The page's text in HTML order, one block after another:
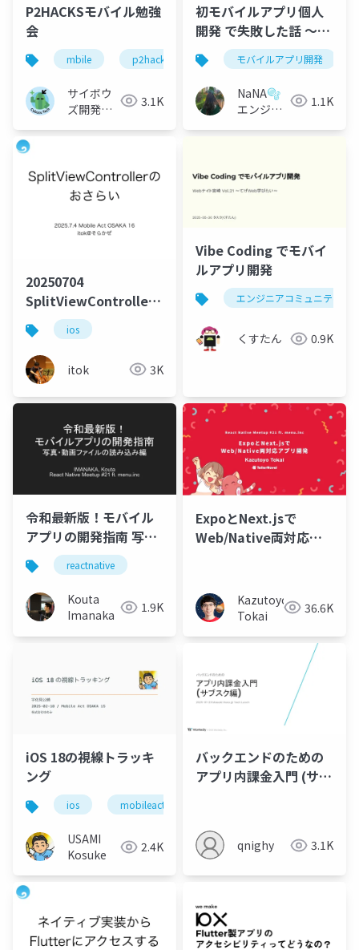
P2HACKSモバイル勉強
会
mbile p2hacks
サイボウ
ズ開発本
3.1K
初モバイルアプリ個人
開発 で失敗した話 〜
Vibe Coderの悲劇 〜
モバイルアプリ開発
NaNA🫧
エンジニ
1.1K
20250704
SplitViewController
のおさらい
ios
itok 3K
Vibe Coding でモバイ
ルアプリ開発
エンジニアコミュニティ
くすたん 0.9K
令和最新版！モバイル
アプリの開発指南 写
真・動画のファイルの
読み込み編 (React
Native Meetup #21 登
壇資料)
reactnative
Kouta
Imanaka
1.9K
ExpoとNext.jsで
Web/Native両対応ア
Kazutoyo
Tokai
36.6K
iOS 18の視線トラッキ
ング
ios mobileact
USAMI
Kosuke
2.4K
バックエンドのための
アプリ内課金入門 (サブ
qnighy 3.1K